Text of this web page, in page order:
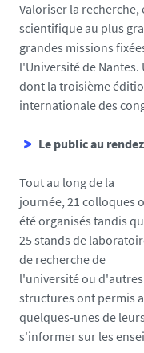
v
n
s
.
d
Valoriser la
scientifique au plus
grandes missions
l'Université de
dont la troisième
internationale des
Le public au
Tout au long de la
journée, 21 colloques
été organisés tandis
25 stands de
de recherche de
l'université ou d'autres
structures ont permis
quelques-unes de
s'informer sur les